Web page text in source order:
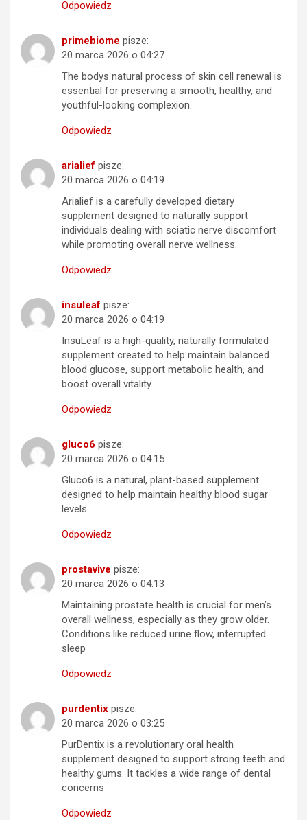
Odpowiedz
primebiome pisze:
20 marca 2026 o 04:27
The bodys natural process of skin cell renewal is
essential for preserving a smooth, healthy, and
youthful-looking complexion.
Odpowiedz
arialief pisze:
20 marca 2026 o 04:19
Arialief is a carefully developed dietary
supplement designed to naturally support
individuals dealing with sciatic nerve discomfort
while promoting overall nerve wellness.
Odpowiedz
insuleaf pisze:
20 marca 2026 o 04:19
InsuLeaf is a high-quality, naturally formulated
supplement created to help maintain balanced
blood glucose, support metabolic health, and
boost overall vitality.
Odpowiedz
gluco6 pisze:
20 marca 2026 o 04:15
Gluco6 is a natural, plant-based supplement
designed to help maintain healthy blood sugar
levels.
Odpowiedz
prostavive pisze:
20 marca 2026 o 04:13
Maintaining prostate health is crucial for men’s
overall wellness, especially as they grow older.
Conditions like reduced urine flow, interrupted
sleep
Odpowiedz
purdentix pisze:
20 marca 2026 o 03:25
PurDentix is a revolutionary oral health
supplement designed to support strong teeth and
healthy gums. It tackles a wide range of dental
concerns
Odpowiedz